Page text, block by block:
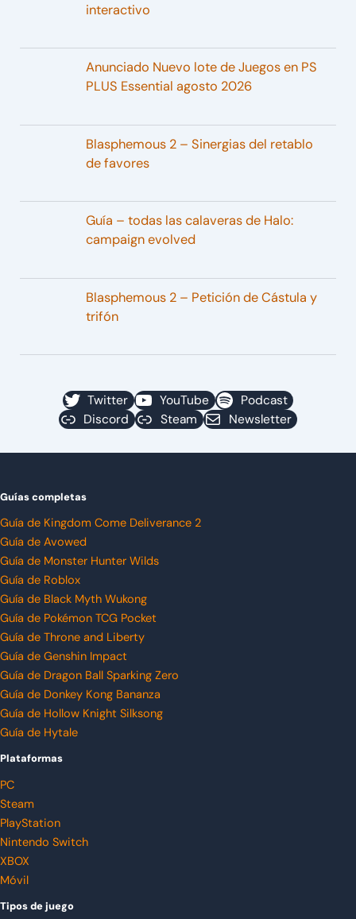
interactivo
Anunciado Nuevo lote de Juegos en PS
PLUS Essential agosto 2026
Blasphemous 2 – Sinergias del retablo
de favores
Guía – todas las calaveras de Halo:
campaign evolved
Blasphemous 2 – Petición de Cástula y
trifón
Twitter YouTube
Podcast
Discord
Steam Newsletter
Guías completas
Guía de Kingdom Come Deliverance 2
Guía de Avowed
Guía de Monster Hunter Wilds
Guía de Roblox
Guía de Black Myth Wukong
Guía de Pokémon TCG Pocket
Guía de Throne and Liberty
Guía de Genshin Impact
Guía de Dragon Ball Sparking Zero
Guía de Donkey Kong Bananza
Guía de Hollow Knight Silksong
Guía de Hytale
Plataformas
PC
Steam
PlayStation
Nintendo Switch
XBOX
Móvil
Tipos de juego